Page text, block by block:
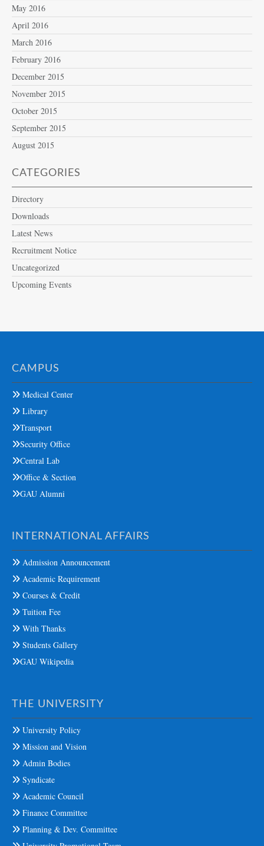
May 2016
April 2016
March 2016
February 2016
December 2015
November 2015
October 2015
September 2015
August 2015
CATEGORIES
Directory
Downloads
Latest News
Recruitment Notice
Uncategorized
Upcoming Events
CAMPUS
Medical Center
Library
Transport
Security Office
Central Lab
Office & Section
GAU Alumni
INTERNATIONAL AFFAIRS
Admission Announcement
Academic Requirement
Courses & Credit
Tuition Fee
With Thanks
Students Gallery
GAU Wikipedia
THE UNIVERSITY
University Policy
Mission and Vision
Admin Bodies
Syndicate
Academic Council
Finance Committee
Planning & Dev. Committee